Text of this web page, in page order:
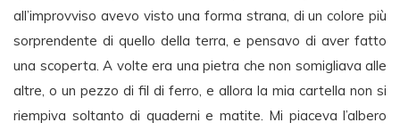
all’improvviso avevo visto una forma strana, di un colore più
sorprendente di quello della terra, e pensavo di aver fatto
una scoperta. A volte era una pietra che non somigliava alle
altre, o un pezzo di fil di ferro, e allora la mia cartella non si
riempiva soltanto di quaderni e matite. Mi piaceva l’albero